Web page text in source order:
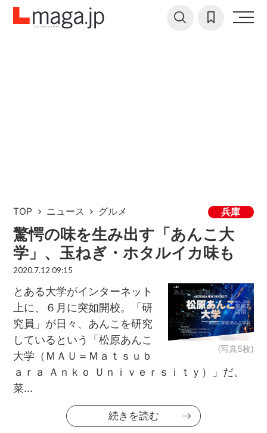
TOP ニュース グルメ 兵庫
驚愕の味を生み出す「あんこ大
学」、玉ねぎ・ホタルイカ味も
2020.7.12 09:15
(写真5枚)
とある大学がインターネット
上に、６月に突如開校。「研
究員」が日々、あんこを研究
しているという「松原あんこ
大学（ＭＡＵ＝Ｍａｔｓｕｂ
ａｒａ Ａｎｋｏ Ｕｎｉｖｅｒｓｉｔｙ）」だ。
菜...
続きを読む